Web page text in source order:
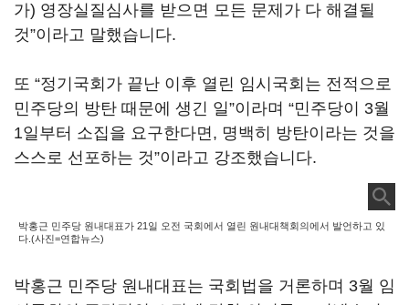
가) 영장실질심사를 받으면 모든 문제가 다 해결될
것”이라고 말했습니다.
또 “정기국회가 끝난 이후 열린 임시국회는 전적으로
민주당의 방탄 때문에 생긴 일”이라며 “민주당이 3월
1일부터 소집을 요구한다면, 명백히 방탄이라는 것을
스스로 선포하는 것”이라고 강조했습니다.
박홍근 민주당 원내대표가 21일 오전 국회에서 열린 원내대책회의에서 발언하고 있
다.(사진=연합뉴스)
박홍근 민주당 원내대표는 국회법을 거론하며 3월 임